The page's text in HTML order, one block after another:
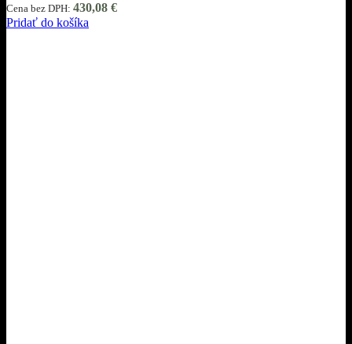
Cena bez DPH: 430,08 €
Pridať do košíka